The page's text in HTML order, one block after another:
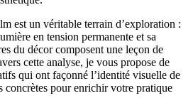
est un véritable terrain d’exploration :
en tension permanente et sa
du décor composent une leçon de
cette analyse, je vous propose de
qui ont façonné l’identité visuelle de
concrètes pour enrichir votre pratique